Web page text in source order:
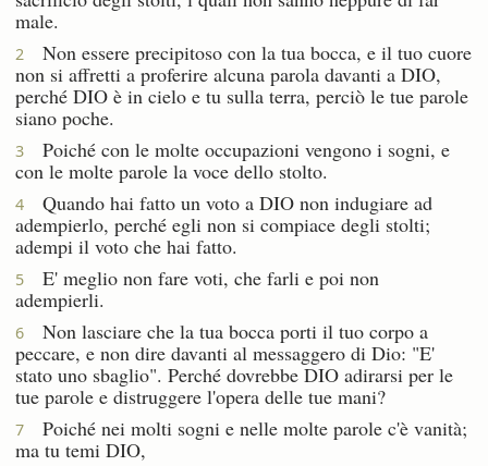
male.
2
Non essere precipitoso con la tua bocca, e il tuo cuore
non si affretti a proferire alcuna parola davanti a DIO,
perché DIO è in cielo e tu sulla terra, perciò le tue parole
siano poche.
3
Poiché con le molte occupazioni vengono i sogni, e
con le molte parole la voce dello stolto.
4
Quando hai fatto un voto a DIO non indugiare ad
adempierlo, perché egli non si compiace degli stolti;
adempi il voto che hai fatto.
5
E' meglio non fare voti, che farli e poi non
adempierli.
6
Non lasciare che la tua bocca porti il tuo corpo a
peccare, e non dire davanti al messaggero di Dio: "E'
stato uno sbaglio". Perché dovrebbe DIO adirarsi per le
tue parole e distruggere l'opera delle tue mani?
7
Poiché nei molti sogni e nelle molte parole c'è vanità;
ma tu temi DIO,